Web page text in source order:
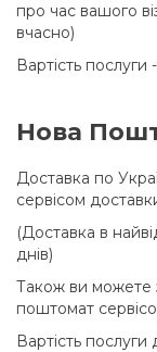
про час вашого
вчасно)
Вартість
Нова
Доставка по
сервісом
(Доставка в
днів)
Також ви можете
поштомат
Вартість послуги